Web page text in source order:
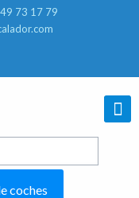
73 17 79
coches